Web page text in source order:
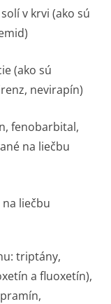
v krvi (ako sú
(ako sú
nevirapín)
fenobarbital,
na liečbu
liečbu
triptány,
a fluoxetín),